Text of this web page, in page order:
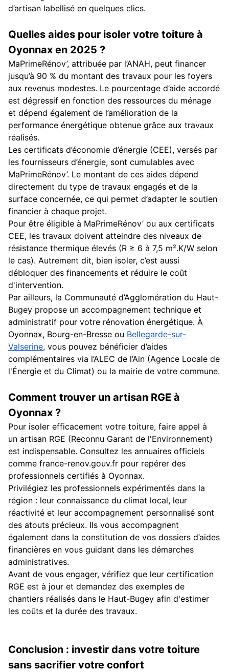
d’artisan labellisé en quelques clics.
Quelles aides pour isoler votre toiture à
Oyonnax en 2025 ?
MaPrimeRénov’, attribuée par l’ANAH, peut financer
jusqu’à 90 % du montant des travaux pour les foyers
aux revenus modestes. Le pourcentage d’aide accordé
est dégressif en fonction des ressources du ménage
et dépend également de l’amélioration de la
performance énergétique obtenue grâce aux travaux
réalisés.
Les certificats d’économie d’énergie (CEE), versés par
les fournisseurs d’énergie, sont cumulables avec
MaPrimeRénov’. Le montant de ces aides dépend
directement du type de travaux engagés et de la
surface concernée, ce qui permet d’adapter le soutien
financier à chaque projet.
Pour être éligible à MaPrimeRénov’ ou aux certificats
CEE, les travaux doivent atteindre des niveaux de
résistance thermique élevés (R ≥ 6 à 7,5 m².K/W selon
le cas). Autrement dit, bien isoler, c’est aussi
débloquer des financements et réduire le coût
d'intervention.
Par ailleurs, la Communauté d’Agglomération du Haut-
Bugey propose un accompagnement technique et
administratif pour votre rénovation énergétique. À
Oyonnax, Bourg-en-Bresse ou Bellegarde-sur-
Valserine, vous pouvez bénéficier d’aides
complémentaires via l’ALEC de l’Ain (Agence Locale de
l'Énergie et du Climat) ou la mairie de votre commune.
Comment trouver un artisan RGE à
Oyonnax ?
Pour isoler efficacement votre toiture, faire appel à
un artisan RGE (Reconnu Garant de l'Environnement)
est indispensable. Consultez les annuaires officiels
comme france-renov.gouv.fr pour repérer des
professionnels certifiés à Oyonnax.
Privilégiez les professionnels expérimentés dans la
région : leur connaissance du climat local, leur
réactivité et leur accompagnement personnalisé sont
des atouts précieux. Ils vous accompagnent
également dans la constitution de vos dossiers d’aides
financières en vous guidant dans les démarches
administratives.
Avant de vous engager, vérifiez que leur certification
RGE est à jour et demandez des exemples de
chantiers réalisés dans le Haut-Bugey afin d'estimer
les coûts et la durée des travaux.
Conclusion : investir dans votre toiture
sans sacrifier votre confort